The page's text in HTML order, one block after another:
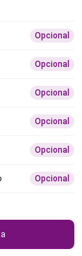
Opcional
Opcional
Opcional
Opcional
Opcional
Opcional